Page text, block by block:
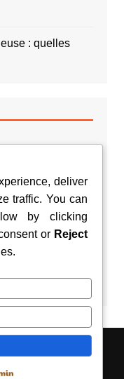
: quelles
deliver
traffic. You can
by clicking
or Reject